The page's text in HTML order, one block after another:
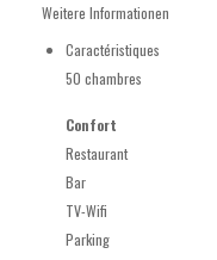
Weitere Informationen
Caractéristiques
50 chambres
Confort
Restaurant
Bar
TV-Wifi
Parking